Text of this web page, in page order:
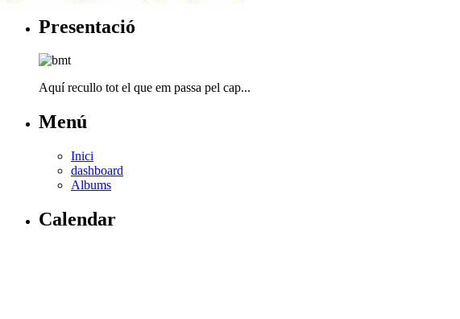
Presentació
Aquí recullo tot el que em passa pel cap...
Menú
Inici
dashboard
Albums
Calendar